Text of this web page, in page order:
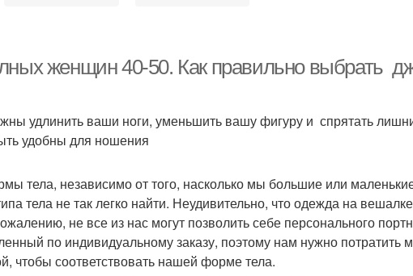
женщин 40-50. Как правильно выбрать
удлинить ваши ноги, уменьшить вашу фигуру и спрятать
удобны для ношения
тела, независимо от того, насколько мы большие или
тела не так легко найти. Неудивительно, что одежда на
не все из нас могут позволить себе персонального
по индивидуальному заказу, поэтому нам нужно потратить
чтобы соответствовать нашей форме тела.